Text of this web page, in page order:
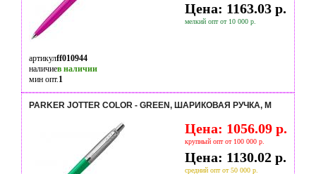
Цена: 1163.03 р.
мелкий опт от 10 000 р.
артикулff010944
наличиев наличии
мин опт.1
PARKER JOTTER COLOR - GREEN, ШАРИКОВАЯ РУЧКА, M
Цена: 1056.09 р.
крупный опт от 100 000 р.
Цена: 1130.02 р.
средний опт от 50 000 р.